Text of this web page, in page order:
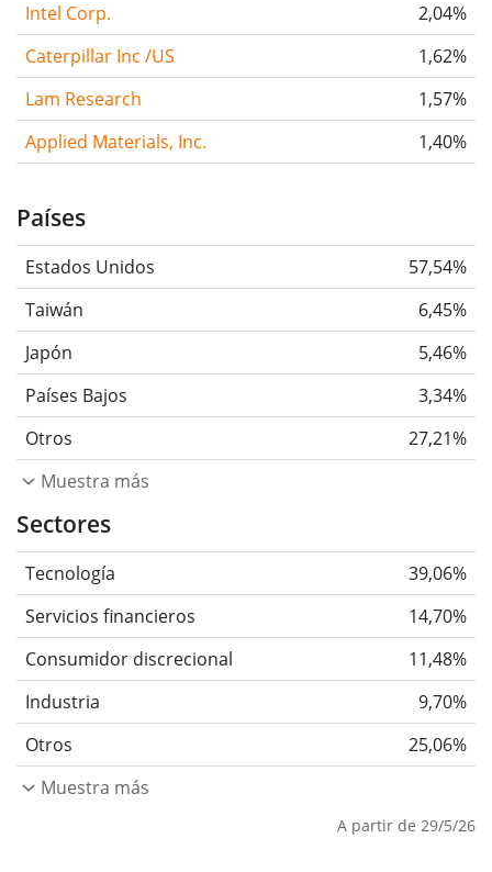
Intel Corp.
2,04%
Caterpillar Inc /US
1,62%
Lam Research
1,57%
Applied Materials, Inc.
1,40%
Países
Estados Unidos
57,54%
Taiwán
6,45%
Japón
5,46%
Países Bajos
3,34%
Otros
27,21%
Muestra más
Sectores
Tecnología
39,06%
Servicios financieros
14,70%
Consumidor discrecional
11,48%
Industria
9,70%
Otros
25,06%
Muestra más
A partir de 29/5/26